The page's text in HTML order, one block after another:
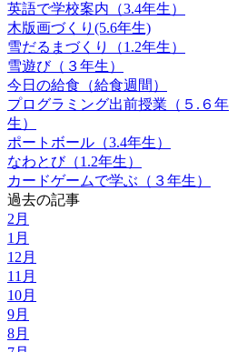
英語で学校案内（3.4年生）
木版画づくり(5.6年生)
雪だるまづくり（1.2年生）
雪遊び（３年生）
今日の給食（給食週間）
プログラミング出前授業（５.６年
生）
ポートボール（3.4年生）
なわとび（1.2年生）
カードゲームで学ぶ（３年生）
過去の記事
2月
1月
12月
11月
10月
9月
8月